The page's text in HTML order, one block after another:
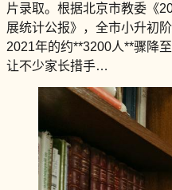
片录取。根据北京市教委《
展统计公报》，全市小升初
2021年的约**3200人**骤降
让不少家长措手…